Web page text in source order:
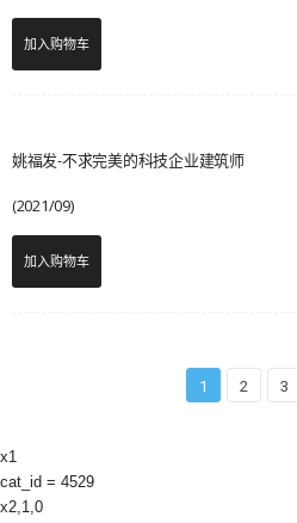
加入购物车
姚福发-不求完美的科技企业建筑师
(2021/09)
加入购物车
1 2 3
x1
cat_id = 4529
x2,1,0